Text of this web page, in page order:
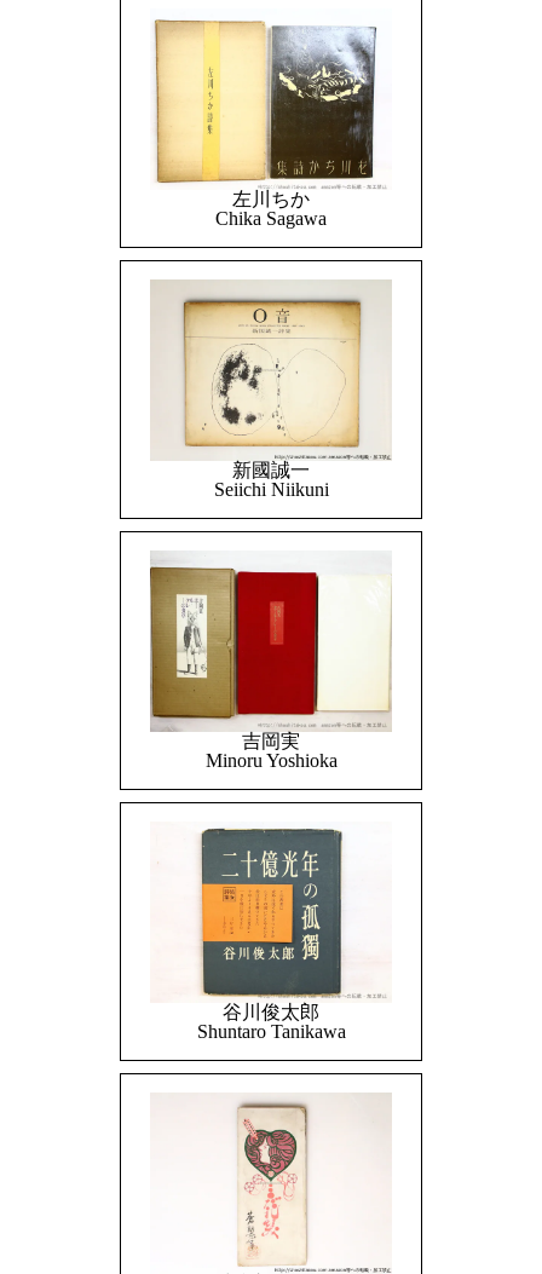
左川ちか
Chika Sagawa
新國誠一
Seiichi Niikuni
吉岡実
Minoru Yoshioka
谷川俊太郎
Shuntaro Tanikawa